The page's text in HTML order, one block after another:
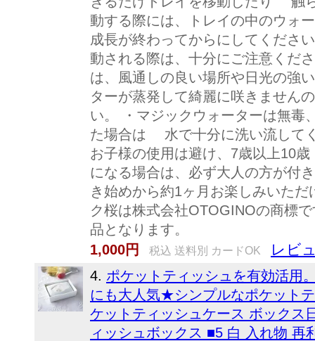
動する際には、トレイの中のウ
成長が終わってからにしてくださ
動される際は、十分にご注意くだ
は、風通しの良い場所や日光の
ターが蒸発して綺麗に咲きません
い。 ・マジックウォーターは無毒
た場合は 水で十分に洗い流して
お子様の使用は避け、7歳以上10
になる場合は、必ず大人の方が付
き始めから約1ヶ月お楽しみいた
ク桜は株式会社OTOGINOの商
品となります。
1,000円
税込 送料別 カードOK レビ
4. ポケットティッシュを有効活用
にも大人気★シンプルなポケット
ケットティッシュケース ボックス
ィッシュボックス ■5 白 入れ物 再